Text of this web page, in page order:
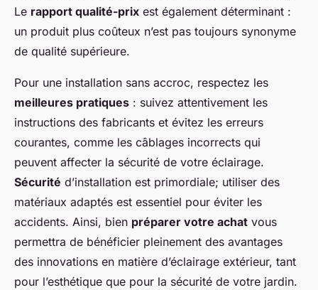
Le rapport qualité-prix est également déterminant :
un produit plus coûteux n’est pas toujours synonyme
de qualité supérieure.
Pour une installation sans accroc, respectez les
meilleures pratiques : suivez attentivement les
instructions des fabricants et évitez les erreurs
courantes, comme les câblages incorrects qui
peuvent affecter la sécurité de votre éclairage.
Sécurité d’installation est primordiale; utiliser des
matériaux adaptés est essentiel pour éviter les
accidents. Ainsi, bien préparer votre achat vous
permettra de bénéficier pleinement des avantages
des innovations en matière d’éclairage extérieur, tant
pour l’esthétique que pour la sécurité de votre jardin.